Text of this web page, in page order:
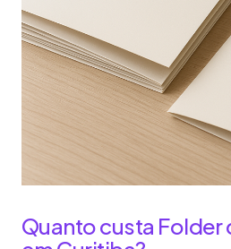
Quanto custa Folder